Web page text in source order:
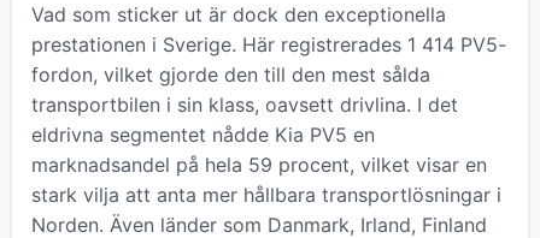
Vad som sticker ut är dock den exceptionella
prestationen i Sverige. Här registrerades 1 414 PV5-
fordon, vilket gjorde den till den mest sålda
transportbilen i sin klass, oavsett drivlina. I det
eldrivna segmentet nådde Kia PV5 en
marknadsandel på hela 59 procent, vilket visar en
stark vilja att anta mer hållbara transportlösningar i
Norden. Även länder som Danmark, Irland, Finland